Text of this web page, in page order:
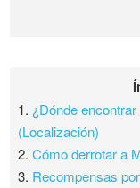
1. ¿Dónde
(Localización)
2.Cómo derrotar a
3. Recompensas